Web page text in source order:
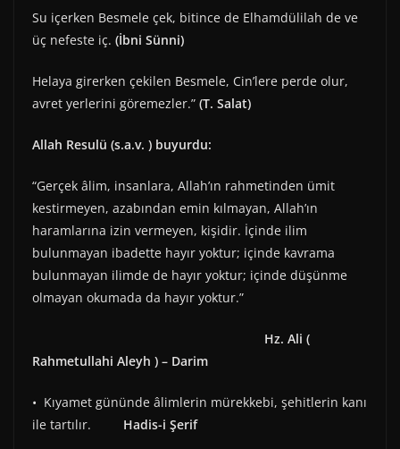
Su içerken Besmele çek, bitince de Elhamdülilah de ve
üç nefeste iç. (İbni Sünni)
Helaya girerken çekilen Besmele, Cin’lere perde olur,
avret yerlerini göremezler.” (T. Salat)
Allah Resulü (s.a.v. ) buyurdu:
“Gerçek âlim, insanlara, Allah’ın rahmetinden ümit
kestirmeyen, azabından emin kılmayan, Allah’ın
haramlarına izin vermeyen, kişidir. İçinde ilim
bulunmayan ibadette hayır yoktur; içinde kavrama
bulunmayan ilimde de hayır yoktur; içinde düşünme
olmayan okumada da hayır yoktur.”
Hz. Ali (
Rahmetullahi Aleyh ) – Darim
• Kıyamet gününde âlimlerin mürekkebi, şehitlerin kanı
ile tartılır. Hadis-i Şerif